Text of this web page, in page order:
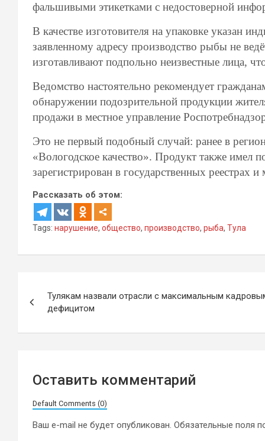
фальшивыми этикетками с недостоверной
В качестве изготовителя на упаковке указан
заявленному адресу производство рыбы не
изготавливают подпольно неизвестные лица,
Ведомство настоятельно рекомендует
обнаружении подозрительной продукции
продажи в местное управление
Это не первый подобный случай: ранее в
«Вологодское качество». Продукт также имел
зарегистрирован в государственных
Рассказать об этом:
Tags: нарушение, общество, производство, рыба, Тула
по
записям
Тулякам назвали отрасли с максимальным
дефицитом
Оставить комментарий
Default Comments (0)
Ваш e-mail не будет опубликован. Обязательные поля